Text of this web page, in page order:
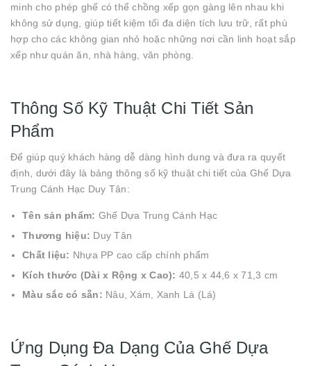
minh cho phép ghế có thể chồng xếp gọn gàng lên nhau khi
không sử dụng, giúp tiết kiệm tối đa diện tích lưu trữ, rất phù
hợp cho các không gian nhỏ hoặc những nơi cần linh hoạt sắp
xếp như quán ăn, nhà hàng, văn phòng.
Thông Số Kỹ Thuật Chi Tiết Sản
Phẩm
Để giúp quý khách hàng dễ dàng hình dung và đưa ra quyết
định, dưới đây là bảng thông số kỹ thuật chi tiết của Ghế Dựa
Trung Cánh Hạc Duy Tân:
Tên sản phẩm: Ghế Dựa Trung Cánh Hạc
Thương hiệu: Duy Tân
Chất liệu: Nhựa PP cao cấp chính phẩm
Kích thước (Dài x Rộng x Cao): 40,5 x 44,6 x 71,3 cm
Màu sắc có sẵn: Nâu, Xám, Xanh Lá (Lá)
Ứng Dụng Đa Dạng Của Ghế Dựa